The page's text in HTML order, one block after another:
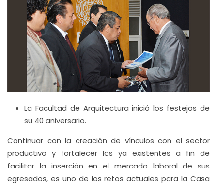
La Facultad de Arquitectura inició los festejos de
su 40 aniversario.
Continuar con la creación de vínculos con el sector
productivo y fortalecer los ya existentes a fin de
facilitar la inserción en el mercado laboral de sus
egresados, es uno de los retos actuales para la Casa